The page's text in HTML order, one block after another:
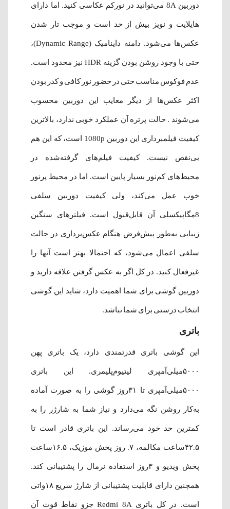
دوربین 8A می‌توانید در نورکم عکاسی کنید. اما دارای
هایلایت و نویز بیش از حد است و موجب تار شدن
عکس‌ها می‌شود. دامنه داینامیک (Dynamic Range)،
حتی با وجود روشن بودن گزینه HDR نیز محدود است.
عدم فوکوس مناسب حتی در حضور نور کافی و کدر بودن
اکثر عکس‌ها از دیگر معایب این دوربین محسوب
می‌شوند . حالت پرتره آن عملکرد خوبی ندارد، بالاترین
کیفیت فیلمبرداری این دوربین 1080p است، که این هم
بی‌نقص نیست. کیفیت فیلم‌های گرفته‌شده در
محیط‌های کم‌نور بسیار پایین است. اما در محیط پرنور
خوب عمل می‌کند، ولی کیفیت دوربین سلفی
8مگاپیکسلی آن قابل‌قبول است. فیلترهای سنگین
زیبایی به‌طور پیش‌فرض هنگام عکس‌برداری در حالت
سلفی اعمال می‌شود، که احتمالا بهتر است آنها را
غیرفعال کنید. در کل اگر به عکس گرفتن علاقه دارید و
دوربین گوشی برای شما اهمیت دارد، شاید این گوشی
انتخاب درستی برای شما نباشد.
باتری
این گوشی باتری قدرتمندی دارد، یک باتری پهن
۵۰۰۰میلی‌آمپری لیتیوم‌پلیمری. این باتری
۵۰۰۰میلی‌آمپری تا ۳۱روز گوشی را به صورت آماده
به‌کار روشن نگه می‌دارد و نیاز شما به شارژر را به
کمترین حد خود می‌رساند. این باتری قادر است تا
۴۲.۵ساعت مکالمه، ۷. روز پخش موزیک، ۱۶.۵ساعت
پخش ویدیو و ۳روز استفاده نرمال را پشتیبانی کند.
همچنین دارای قابلیت پشتیبانی از شارژ سریع ۱۸واتی
است. در کل باتری Redmi 8A جزو نقاط قوت آن